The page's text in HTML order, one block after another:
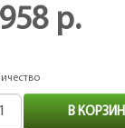
р.
В